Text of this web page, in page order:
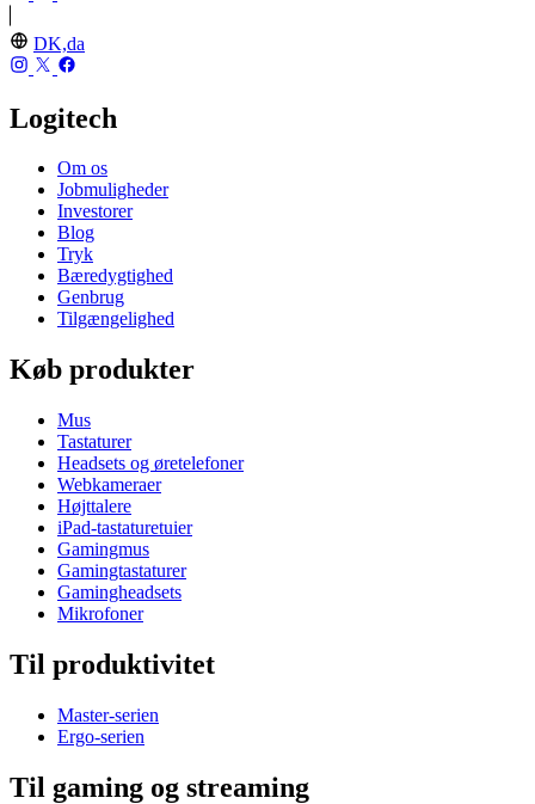
DK,da
Logitech
Om os
Jobmuligheder
Investorer
Blog
Tryk
Bæredygtighed
Genbrug
Tilgængelighed
Køb produkter
Mus
Tastaturer
Headsets og øretelefoner
Webkameraer
Højttalere
iPad-tastaturetuier
Gamingmus
Gamingtastaturer
Gamingheadsets
Mikrofoner
Til produktivitet
Master-serien
Ergo-serien
Til gaming og streaming